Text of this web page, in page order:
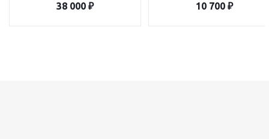
38 000 ₽ 10 700 ₽